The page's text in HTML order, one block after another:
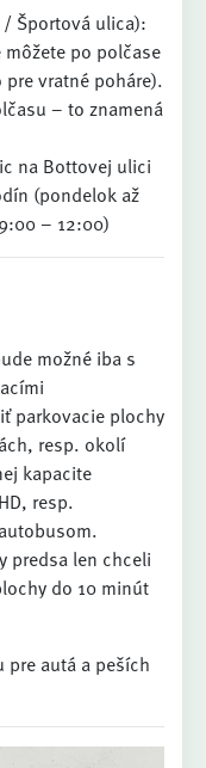
Športová ulica):
po polčase
vratné poháre).
– to znamená
na Bottovej ulici
(pondelok až
– 12:00)
možné iba s
parkovacie plochy
resp. okolí
kapacite
resp.
predsa len chceli
do 10 minút
pre autá a peších